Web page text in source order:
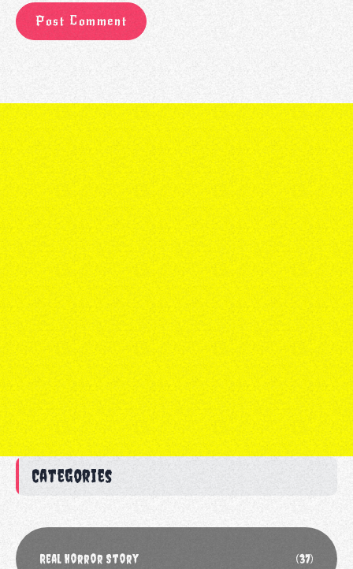
Categories
Real Horror Story (37)